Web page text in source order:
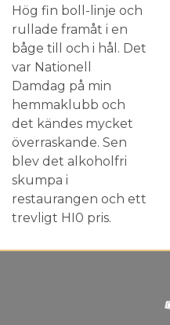
Hög fin boll-linje och
rullade framåt i en
båge till och i hål. Det
var Nationell
Damdag på min
hemmaklubb och
det kändes mycket
överraskande. Sen
blev det alkoholfri
skumpa i
restaurangen och ett
trevligt HI0 pris.